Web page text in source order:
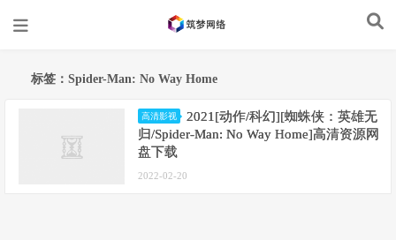
标签：Spider-Man: No Way Home
高清影视
2021[动作/科幻][蜘蛛侠：英雄无
归/Spider-Man: No Way Home]高清资源网
盘下载
2022-02-20